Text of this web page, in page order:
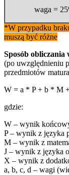
waga =
*W przypadku
muszą być różne
Sposób
(po uwzględnieniu
przedmiotów
W = a * P + b * M
gdzie:
W – wynik
P – wynik z języka
M – wynik z
J – wynik z języka
X – wynik z
a, b, c, d – wagi